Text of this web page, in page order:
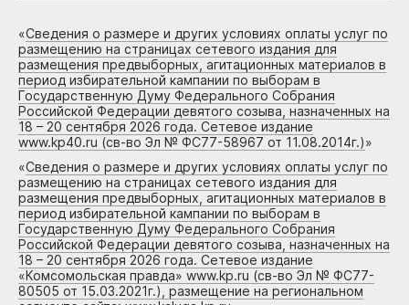
«Сведения о размере и других условиях оплаты услуг по
размещению на страницах сетевого издания для
размещения предвыборных, агитационных материалов в
период избирательной кампании по выборам в
Государственную Думу Федерального Собрания
Российской Федерации девятого созыва, назначенных на
18 – 20 сентября 2026 года. Сетевое издание
www.kp40.ru (св-во Эл № ФС77-58967 от 11.08.2014г.)»
«Сведения о размере и других условиях оплаты услуг по
размещению на страницах сетевого издания для
размещения предвыборных, агитационных материалов в
период избирательной кампании по выборам в
Государственную Думу Федерального Собрания
Российской Федерации девятого созыва, назначенных на
18 – 20 сентября 2026 года. Сетевое издание
«Комсомольская правда» www.kp.ru (св-во Эл № ФС77-
80505 от 15.03.2021г.), размещение на региональном